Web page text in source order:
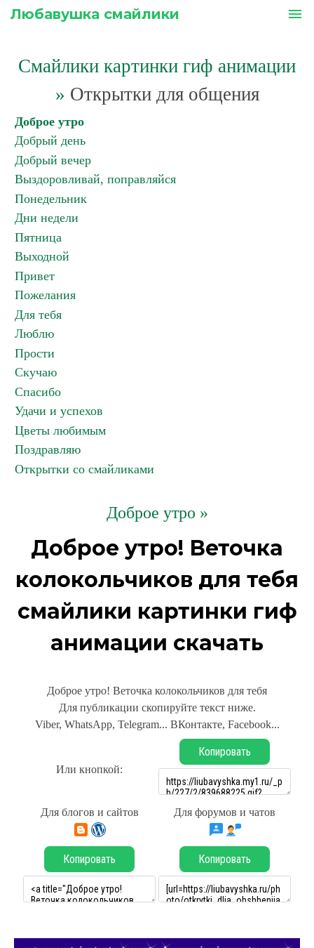
Любавушка смайлики menu
Смайлики картинки гиф анимации
» Открытки для общения
Доброе утро
Добрый день
Добрый вечер
Выздоровливай, поправляйся
Понедельник
Дни недели
Пятница
Выходной
Привет
Пожелания
Для тебя
Люблю
Прости
Скучаю
Спасибо
Удачи и успехов
Цветы любимым
Поздравляю
Открытки со смайликами
Доброе утро »
Доброе утро! Веточка
колокольчиков для тебя
смайлики картинки гиф
анимации скачать
Доброе утро! Веточка колокольчиков для тебя
Для публикации скопируйте текст ниже.
Viber, WhatsApp, Telegram... ВКонтакте, Facebook...
Или кнопкой:
Копировать
Для блогов и сайтов Для форумов и чатов
Копировать Копировать